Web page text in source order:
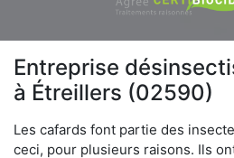
Entreprise
à Étreillers (02590)
Les cafards font partie des
ceci, pour plusieurs raisons. Ils